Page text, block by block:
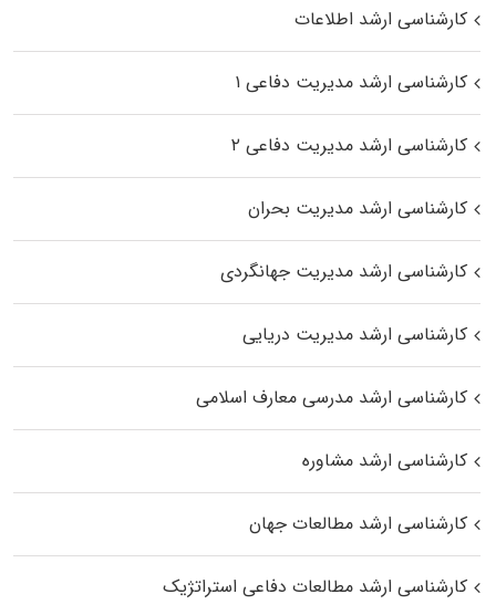
کارشناسی ارشد اطلاعات
کارشناسی ارشد مدیریت دفاعی ۱
کارشناسی ارشد مدیریت دفاعی ۲
کارشناسی ارشد مدیریت بحران
کارشناسی ارشد مدیریت جهانگردی
کارشناسی ارشد مدیریت دریایی
کارشناسی ارشد مدرسی معارف اسلامی
کارشناسی ارشد مشاوره
کارشناسی ارشد مطالعات جهان
کارشناسی ارشد مطالعات دفاعی استراتژیک